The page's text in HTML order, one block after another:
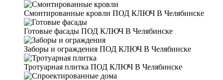
Смонтированные кровли ПОД КЛЮЧ В Челябинске
Готовые фасады ПОД КЛЮЧ В Челябинске
Заборы и ограждения ПОД КЛЮЧ В Челябинске
Тротуарная плитка ПОД КЛЮЧ В Челябинске